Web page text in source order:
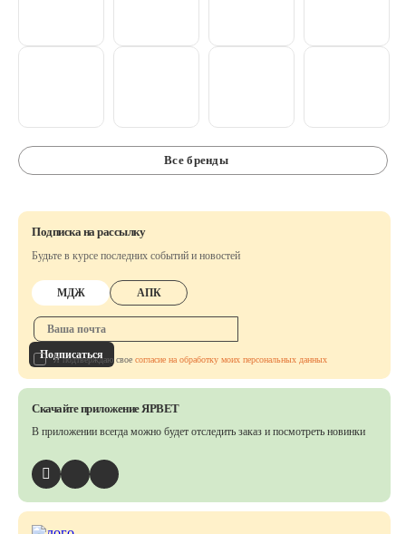
Все бренды
Подписка на рассылку
Будьте в курсе последних событий и новостей
МДЖ АПК
Подписаться
Я подтверждаю свое согласие на обработку моих персональных данных
Скачайте приложение ЯРВЕТ
В приложении всегда можно будет отследить заказ и посмотреть новинки